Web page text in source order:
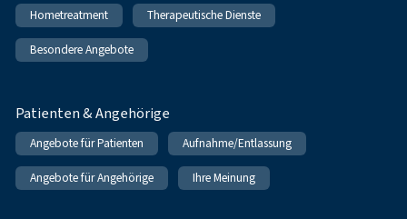
Hometreatment Therapeutische Dienste
Besondere Angebote
Patienten & Angehörige
Angebote für Patienten Aufnahme/Entlassung
Angebote für Angehörige Ihre Meinung